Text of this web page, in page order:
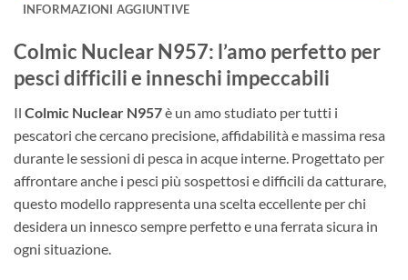
INFORMAZIONI AGGIUNTIVE
Colmic Nuclear N957: l’amo perfetto per
pesci difficili e inneschi impeccabili
Il Colmic Nuclear N957è un amo studiato per tutti i
pescatori che cercano precisione, affidabilità e massima resa
durante le sessioni di pesca in acque interne. Progettato per
affrontare anche i pesci più sospettosi e difficili da catturare,
questo modello rappresenta una scelta eccellente per chi
desidera un innesco sempre perfetto e una ferrata sicura in
ogni situazione.